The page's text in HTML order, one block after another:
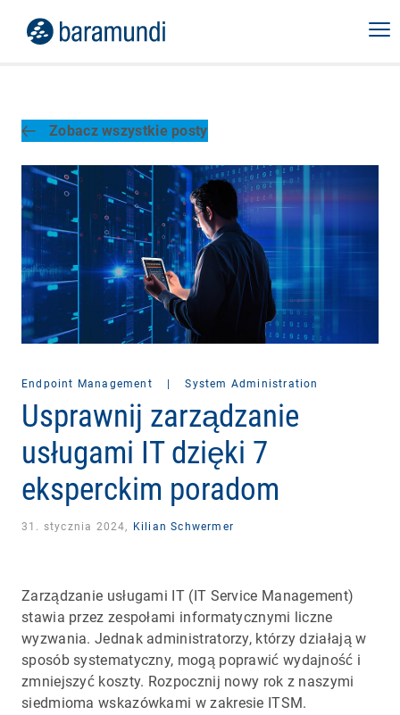
Zobacz wszystkie posty
Endpoint Management | System Administration
Usprawnij zarządzanie
usługami IT dzięki 7
eksperckim poradom
31. stycznia 2024, Kilian Schwermer
Zarządzanie usługami IT (IT Service Management)
stawia przez zespołami informatycznymi liczne
wyzwania. Jednak administratorzy, którzy działają w
sposób systematyczny, mogą poprawić wydajność i
zmniejszyć koszty. Rozpocznij nowy rok z naszymi
siedmioma wskazówkami w zakresie ITSM.